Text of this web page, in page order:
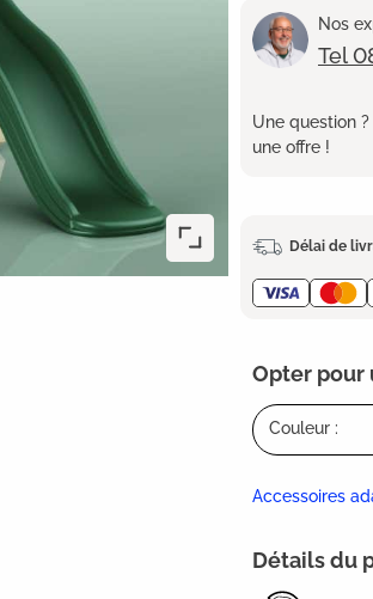
Nos
Tel
Une question
une offre !
Délai de
Opter pour
Couleur :
Accessoires
Détails du